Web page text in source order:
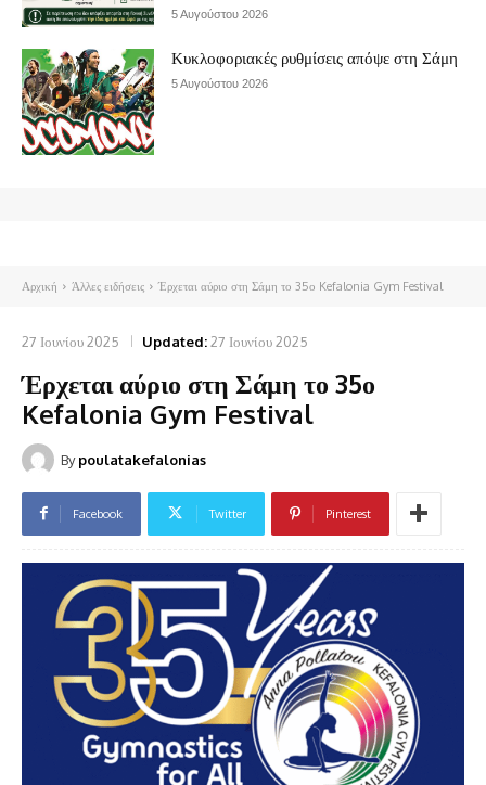
5 Αυγούστου 2026
Κυκλοφοριακές ρυθμίσεις απόψε στη Σάμη
5 Αυγούστου 2026